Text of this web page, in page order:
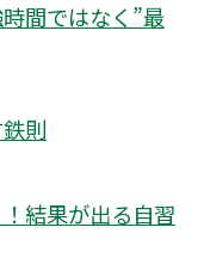
間ではなく”最
則
結果が出る自習